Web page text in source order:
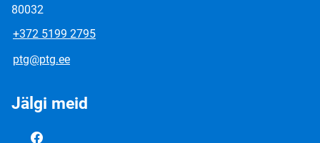
80032
+372 5199 2795
ptg@ptg.ee
Jälgi meid